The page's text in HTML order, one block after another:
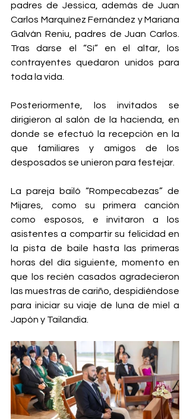
padres de Jessica, además de Juan
Carlos Marquínez Fernández y Mariana
Galván Reniu, padres de Juan Carlos.
Tras darse el “Sí” en el altar, los
contrayentes quedaron unidos para
toda la vida.
Posteriormente, los invitados se
dirigieron al salón de la hacienda, en
donde se efectuó la recepción en la
que familiares y amigos de los
desposados se unieron para festejar.
La pareja bailó “Rompecabezas” de
Mijares, como su primera canción
como esposos, e invitaron a los
asistentes a compartir su felicidad en
la pista de baile hasta las primeras
horas del día siguiente, momento en
que los recién casados agradecieron
las muestras de cariño, despidiéndose
para iniciar su viaje de luna de miel a
Japón y Tailandia.